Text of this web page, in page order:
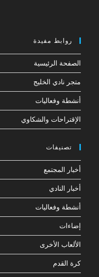
روابط مفيدة
الصفحة الرئيسية
متجر نادي الخليج
أنشطة وفعاليات
الإقتراحات والشكاوي
تصنيفات
أخبار المجتمع
أخبار النادي
أنشطة وفعاليات
إضاءات
الألعاب الأخرى
كرة القدم